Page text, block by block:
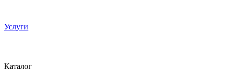
Услуги
Каталог